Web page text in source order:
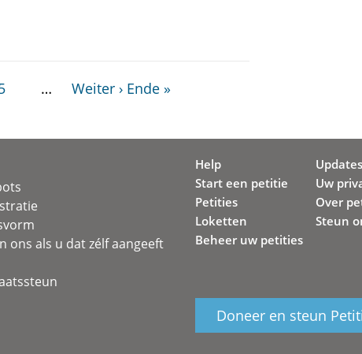
… Weiter › Ende »
ons als u dat zélf aangeeft
Help
Start een petitie
Petities
Loketten
Beheer uw petities
Updates
Uw
Over
Steun
Doneer en steun